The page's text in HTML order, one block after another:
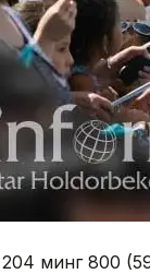
минг 800